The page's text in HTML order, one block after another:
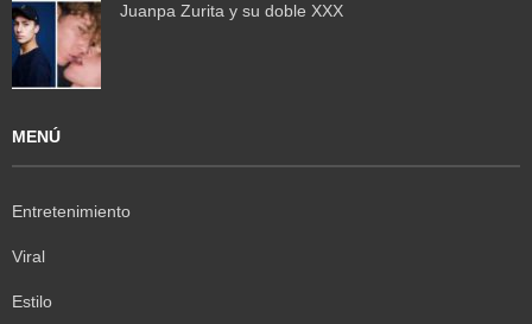
Juanpa Zurita y su doble XXX
MENÚ
Entretenimiento
Viral
Estilo